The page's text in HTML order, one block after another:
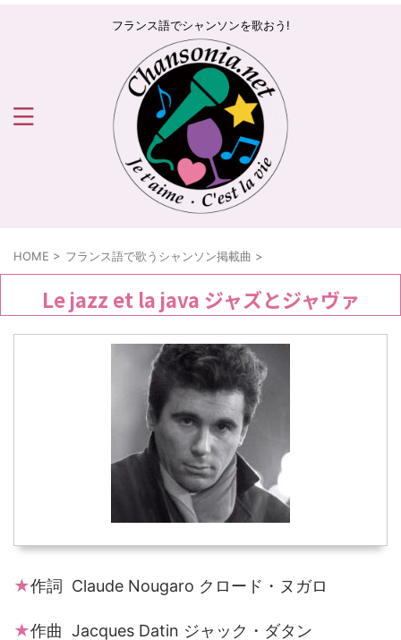
フランス語でシャンソンを歌おう!
HOME > フランス語で歌うシャンソン掲載曲 >
Le jazz et la java ジャズとジャヴァ
★作詞 Claude Nougaro クロード・ヌガロ
★作曲 Jacques Datin ジャック・ダタン